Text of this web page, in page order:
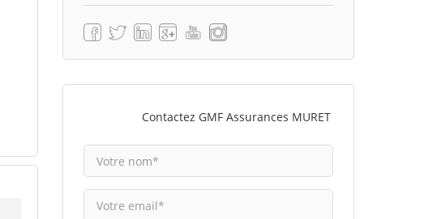
Contactez GMF Assurances MURET